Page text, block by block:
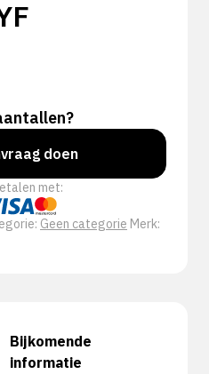
doen
met:
Geen categorie Merk:
Bijkomende
informatie